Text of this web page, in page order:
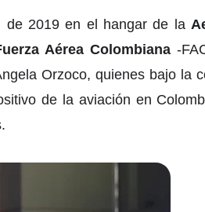
de 2019 en el hangar de la
Aérea Colombiana -
Orzoco, quienes bajo la
de la aviación en